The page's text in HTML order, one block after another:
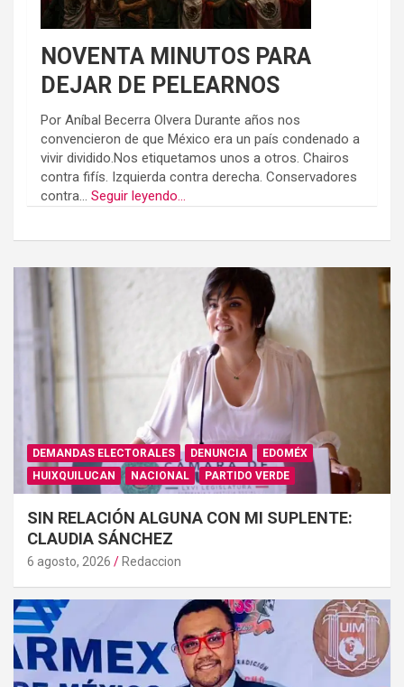
NOVENTA MINUTOS PARA
DEJAR DE PELEARNOS
Por Aníbal Becerra Olvera Durante años nos
convencieron de que México era un país condenado a
vivir dividido.Nos etiquetamos unos a otros. Chairos
contra fifís. Izquierda contra derecha. Conservadores
contra... Seguir leyendo...
DEMANDAS ELECTORALES DENUNCIA
EDOMÉX
HUIXQUILUCAN
NACIONAL PARTIDO VERDE
SIN RELACIÓN ALGUNA CON MI SUPLENTE:
CLAUDIA SÁNCHEZ
6 agosto, 2026 Redaccion